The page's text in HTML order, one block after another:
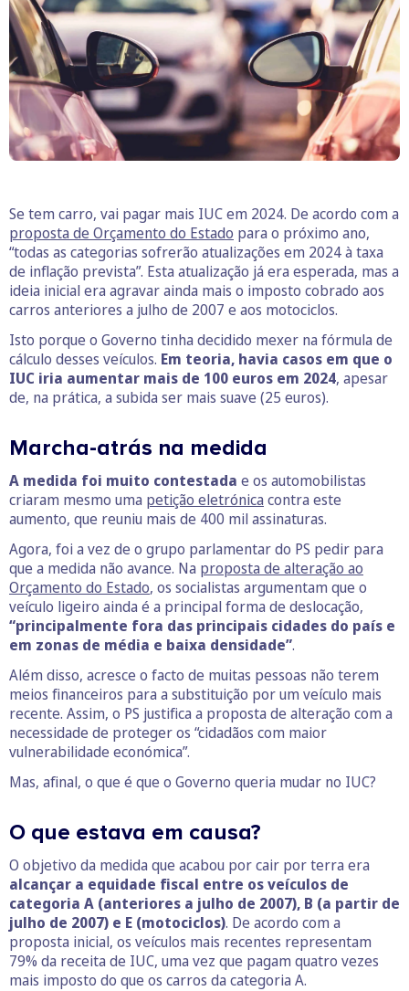
Se tem carro, vai pagar mais IUC em 2024. De acordo com a
proposta de Orçamento do Estado para o próximo ano,
“todas as categorias sofrerão atualizações em 2024 à taxa
de inflação prevista”. Esta atualização já era esperada, mas a
ideia inicial era agravar ainda mais o imposto cobrado aos
carros anteriores a julho de 2007 e aos motociclos.
Isto porque o Governo tinha decidido mexer na fórmula de
cálculo desses veículos. Em teoria, havia casos em que o
IUC iria aumentar mais de 100 euros em 2024, apesar
de, na prática, a subida ser mais suave (25 euros).
Marcha-atrás na medida
A medida foi muito contestada e os automobilistas
criaram mesmo uma petição eletrónica contra este
aumento, que reuniu mais de 400 mil assinaturas.
Agora, foi a vez de o grupo parlamentar do PS pedir para
que a medida não avance. Na proposta de alteração ao
Orçamento do Estado, os socialistas argumentam que o
veículo ligeiro ainda é a principal forma de deslocação,
“principalmente fora das principais cidades do país e
em zonas de média e baixa densidade”.
Além disso, acresce o facto de muitas pessoas não terem
meios financeiros para a substituição por um veículo mais
recente. Assim, o PS justifica a proposta de alteração com a
necessidade de proteger os “cidadãos com maior
vulnerabilidade económica”.
Mas, afinal, o que é que o Governo queria mudar no IUC?
O que estava em causa?
O objetivo da medida que acabou por cair por terra era
alcançar a equidade fiscal entre os veículos de
categoria A (anteriores a julho de 2007), B (a partir de
julho de 2007) e E (motociclos). De acordo com a
proposta inicial, os veículos mais recentes representam
79% da receita de IUC, uma vez que pagam quatro vezes
mais imposto do que os carros da categoria A.